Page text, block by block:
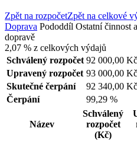
Zpět na rozpočetZpět na celkové
Doprava Pododdíl Ostatní činnost
dopravě
2,07 % z celkových výdajů
Schválený rozpočet 92 000,00 Kč
Upravený rozpočet 93 000,00 Kč
Skutečné čerpání
92 340,00 Kč
Čerpání
99,29 %
Název
Schválený
rozpočet
(Kč)